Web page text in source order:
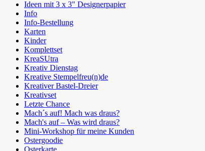
Ideen mit 3 x 3" Designerpapier
Info
Info-Bestellung
Karten
Kinder
Komplettset
KreaSUtra
Kreativ Dienstag
Kreative Stempelfreu(n)de
Kreativer Bastel-Dreier
Kreativset
Letzte Chance
Mach´s auf! Mach was draus?
Mach's auf – Was wird draus?
Mini-Workshop für meine Kunden
Ostergoodie
Osterkarte